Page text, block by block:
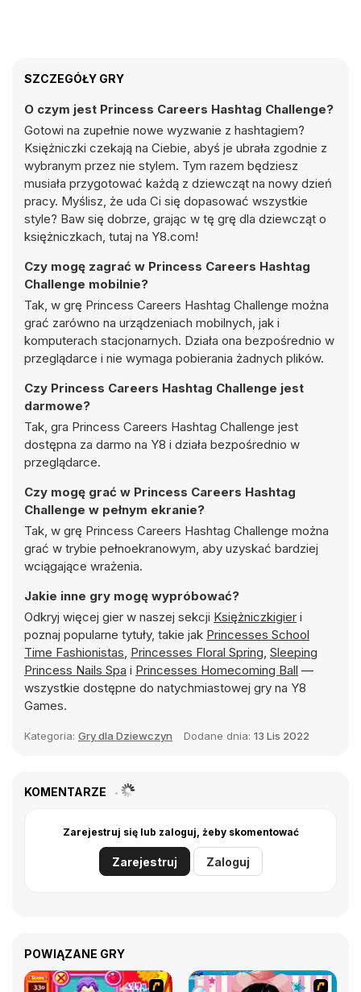
SZCZEGÓŁY GRY
O czym jest Princess Careers Hashtag Challenge?
Gotowi na zupełnie nowe wyzwanie z hashtagiem?
Księżniczki czekają na Ciebie, abyś je ubrała zgodnie z
wybranym przez nie stylem. Tym razem będziesz
musiała przygotować każdą z dziewcząt na nowy dzień
pracy. Myślisz, że uda Ci się dopasować wszystkie
style? Baw się dobrze, grając w tę grę dla dziewcząt o
księżniczkach, tutaj na Y8.com!
Czy mogę zagrać w Princess Careers Hashtag
Challenge mobilnie?
Tak, w grę Princess Careers Hashtag Challenge można
grać zarówno na urządzeniach mobilnych, jak i
komputerach stacjonarnych. Działa ona bezpośrednio w
przeglądarce i nie wymaga pobierania żadnych plików.
Czy Princess Careers Hashtag Challenge jest
darmowe?
Tak, gra Princess Careers Hashtag Challenge jest
dostępna za darmo na Y8 i działa bezpośrednio w
przeglądarce.
Czy mogę grać w Princess Careers Hashtag
Challenge w pełnym ekranie?
Tak, w grę Princess Careers Hashtag Challenge można
grać w trybie pełnoekranowym, aby uzyskać bardziej
wciągające wrażenia.
Jakie inne gry mogę wypróbować?
Odkryj więcej gier w naszej sekcji Księżniczkigier i
poznaj popularne tytuły, takie jak Princesses School
Time Fashionistas, Princesses Floral Spring, Sleeping
Princess Nails Spa i Princesses Homecoming Ball —
wszystkie dostępne do natychmiastowej gry na Y8
Games.
Kategoria: Gry dla Dziewczyn Dodane dnia: 13 Lis 2022
KOMENTARZE
Zarejestruj się lub zaloguj, żeby skomentować
Zarejestruj Zaloguj
POWIĄZANE GRY